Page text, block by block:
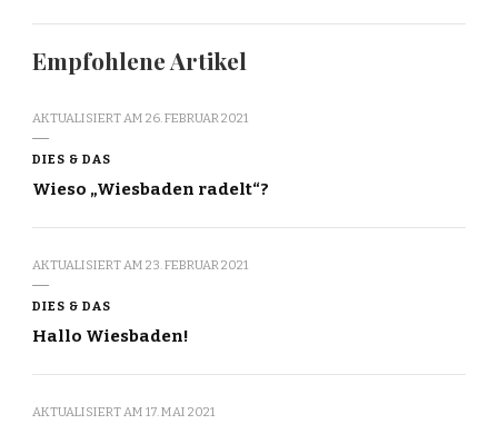
Empfohlene Artikel
AKTUALISIERT AM 26. FEBRUAR 2021
DIES & DAS
Wieso „Wiesbaden radelt“?
AKTUALISIERT AM 23. FEBRUAR 2021
DIES & DAS
Hallo Wiesbaden!
AKTUALISIERT AM 17. MAI 2021